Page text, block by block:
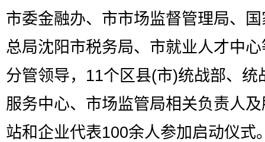
市委金融办、市市场监督管理局、
总局沈阳市税务局、市就业人才中
分管领导，11个区县(市)统战部、统
服务中心、市场监管局相关负责人
站和企业代表100余人参加启动仪式